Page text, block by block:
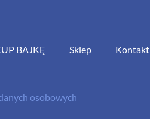
BAJKĘ Sklep Kontakt
osobowych